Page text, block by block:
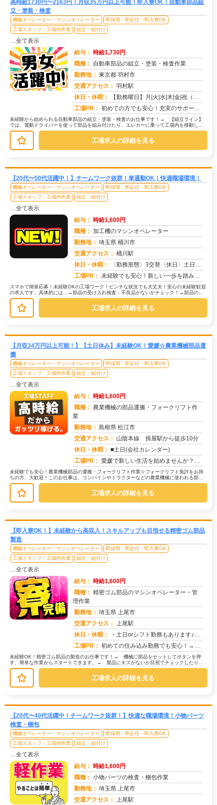
高時給1730円〜2163円！月収35万円以上可能！即入寮OK！自動車部品組
立・塗装・検査
機械オペレーター・マシンオペレーター
即採用・即赴任・即入寮OK
工場スタッフ・工場内作業
組立・組付け
…全て表示
給与： 時給1,730円
職種： 自動車部品の組立・塗装・検査作業
勤務地： 東京都 羽村市
交通アクセス： 羽村駅
休日・休暇：
【勤務曜日】月|火|水|木|金|祝（工場カレンダーに準ずる）【休日・休暇】土日休み（GW休暇・夏季休暇・年末年始休...
工場PR： 初めての方でも安心！充実のサポート体制で新しい一歩を踏み出せます。→寮費無料の住み込みOK！初期費用0円で、すぐに...
未経験から始められる自動車部品の組立・塗装・検査のお仕事です！→ 【組立ライン】
では、電動ドライバーを使って部品を組み付けたり、エレカーに乗って工場内を移動して
部品を供給する作業があります。→ ...
工場求人の詳細を見る
【20代〜50代活躍中！】チームワーク抜群！車通勤OK！快適職場環境！
機械オペレーター・マシンオペレーター
即採用・即赴任・即入寮OK
工場スタッフ・工場内作業
組立・組付け
…全て表示
給与： 時給1,600円
職種： 加工機のマシンオペレーター
勤務地： 埼玉県 桶川市
交通アクセス： 桶川駅
休日・休暇：
〈勤務形態〉3交替〈休日〉土日休み※職場カレンダーによる
工場PR： 未経験でも安心！新しい一歩を踏み出せます。株式会社京栄センターでは、経験・学歴・スキルは一切問いません。未経験者や...
スマホで簡単応募！未経験OKの工場ワーク！ピンチな状況でも大丈夫！安心の未経験歓迎
の求人です。具体的には…→部品の受け入れ検査：不良品がないかチェック！→部品の運
搬：カートを使って指定場所へ移動...
工場求人の詳細を見る
【月収34万円以上可能！】【土日休み】未経験OK！愛媛☆農業機械部品運
搬
機械オペレーター・マシンオペレーター
即採用・即赴任・即入寮OK
工場スタッフ・工場内作業
組立・組付け
…全て表示
給与： 時給1,600円
職種： 農業機械の部品運搬・フォークリフト作
業
勤務地： 島根県 松江市
交通アクセス： 山陰本線 揖屋駅から徒歩10分
休日・休暇： ■土日(会社カレンダー)
工場PR： 愛媛で新しい生活を始めませんか？☆ すぐに住める寮完備！面倒な手続きは一切不要です。☆ 男女問わず活躍中！年齢や性...
未経験でも安心！農業機械部品の運搬・フォークリフト作業☆フォークリフト免許をお持
ちの方、大歓迎！このお仕事は、コンバインやトラクターなどの農業機械に使われる部品
の運搬が中心です。→ 具体的には、...
工場求人の詳細を見る
【即入寮OK！】未経験から高収入！スキルアップも目指せる精密ゴム部品
製造
機械オペレーター・マシンオペレーター
即採用・即赴任・即入寮OK
工場スタッフ・工場内作業
組立・組付け
…全て表示
給与： 時給1,600円
職種： 精密ゴム部品のマシンオペレーター・管
理作業
勤務地： 埼玉県 上尾市
交通アクセス： 上尾駅
休日・休暇：
・土日orシフト勤務もあります♪・長期休暇（GW・夏季・年末年始休暇あり）※会社カレンダーあり※祝日も平日と同様の...
工場PR： 初めての住み込み勤務でも安心！→家具付き寮が初期費用0円で利用可能！ お財布にも優しい環境です。→専属スタッフが...
未経験OK！精密ゴム部品の製造のお仕事です！→ 機械に部品をセットしてボタンを押
す、簡単な作業からスタートできます。→ 製品にキズがないか目視でチェックしたり、
部品を決められた場所に置いたりする...
工場求人の詳細を見る
【20代〜40代活躍中！チームワーク抜群！】快適な職場環境！小物パーツ
検査・梱包
機械オペレーター・マシンオペレーター
即採用・即赴任・即入寮OK
工場スタッフ・工場内作業
組立・組付け
…全て表示
給与： 時給1,600円
職種： 小物パーツの検査・梱包作業
勤務地： 埼玉県 上尾市
交通アクセス： 上尾駅